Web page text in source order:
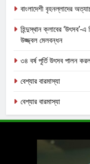
বাংলাদেশী বৃহনল্লাদের
হিন্দুস্থান ক্লাবের ‘উৎসব’-
উজ্জ্বল মেলবন্ধন
৩৪ বর্ষ পূর্তি উৎসব পালন
বেশ্যার বারমাস্যা
বেশ্যার বারমাস্যা